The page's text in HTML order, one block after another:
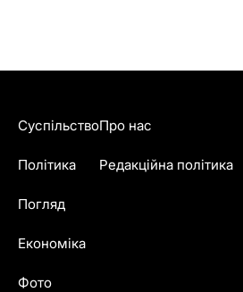
Суспільство
Політика
Погляд
Економіка
Фото
Про нас
Редакційна політика